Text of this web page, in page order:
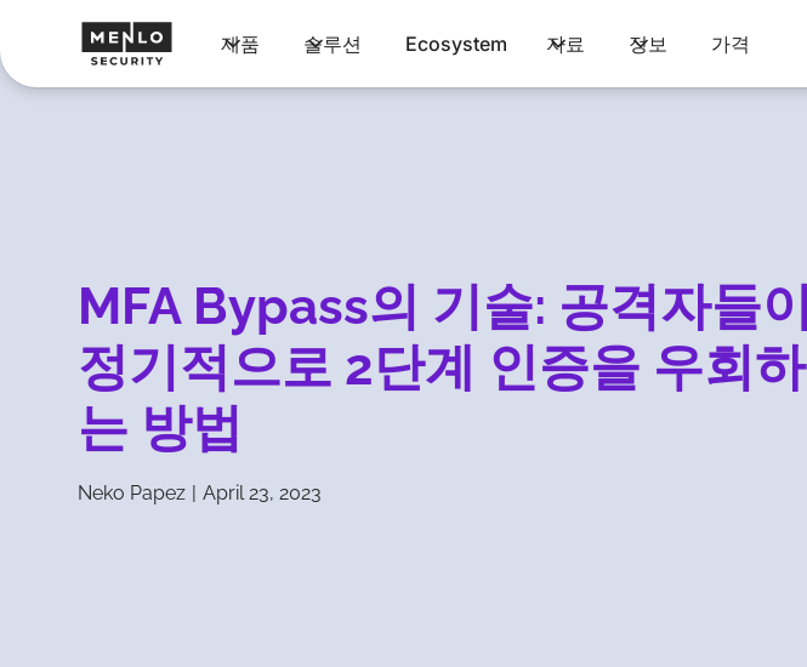
제품 솔루션 Ecosystem 자료 정보 가격
MFA Bypass의 기술: 공격자들이
정기적으로 2단계 인증을 우회하
는 방법
Neko Papez | April 23, 2023